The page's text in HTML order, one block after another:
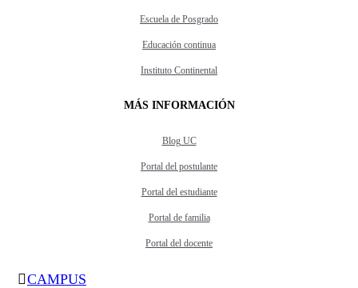
Escuela de Posgrado
Educación continua
Instituto Continental
MÁS INFORMACIÓN
Blog UC
Portal del postulante
Portal del estudiante
Portal de familia
Portal del docente
CAMPUS